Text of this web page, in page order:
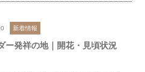
新着情報
ー発祥の地｜開花・見頃状況